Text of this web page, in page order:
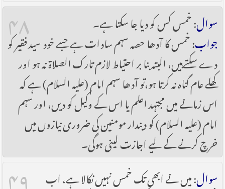
۴۸ سوال: خمس کس کو دیا جا سکتا ہے۔
جواب: خمس کا آدھا حصہ سہم سادات ہے جسے خود سید فقیر کو
دے سکتےہیں، البتہ بنا بر احتیاط لازم تارک الصلاۃ نہ ہو اور
کھلے عام گناہ نہ کرتا ہو،تو آدھا سہم امام (علیہ السلام) ہے کہ
اس زمانے میں مجتہد اعلم یا اس کے وکیل کو دیں، اور سہم
امام (علیہ السلام) کو دیندار مومنین کی ضروری نیازوں میں
خرچ کرنے کے لیے اجازت لینی ہوگی۔
۴۹ سوال: میں نے ابھی تک خمس نہیں نکالا ہے، اب